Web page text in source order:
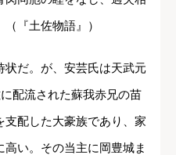
『土佐物語』）
だ。が、安芸氏は天武元
配流された蘇我赤兄の苗
配した大豪族であり、家
い。その当主に岡豊城ま